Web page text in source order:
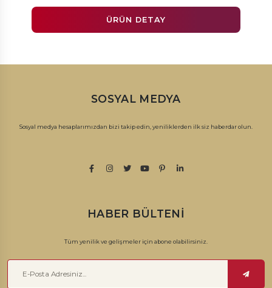
ÜRÜN DETAY
SOSYAL MEDYA
Sosyal medya hesaplarımızdan bizi takip edin, yeniliklerden ilk siz haberdar olun.
HABER BÜLTENI
Tüm yenilik ve gelişmeler için abone olabilirsiniz.